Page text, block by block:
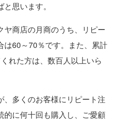
思います。
商店の月商のうち、リピー
は60～70％です。また、累計
れた方は、数百人以上いら
多くのお客様にリピート注
的に何十回も購入し、ご愛顧